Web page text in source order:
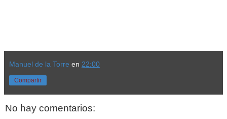
Manuel de la Torre en 22:00
Compartir
No hay comentarios: